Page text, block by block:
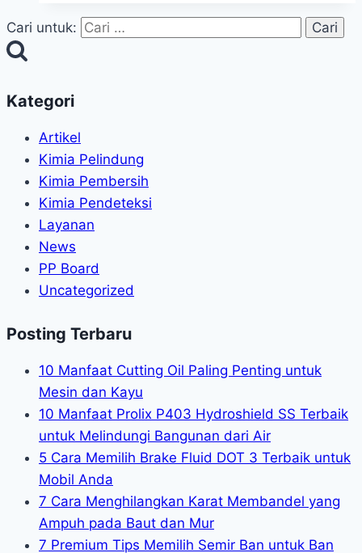
Cari untuk:
Kategori
Artikel
Kimia Pelindung
Kimia Pembersih
Kimia Pendeteksi
Layanan
News
PP Board
Uncategorized
Posting Terbaru
10 Manfaat Cutting Oil Paling Penting untuk
Mesin dan Kayu
10 Manfaat Prolix P403 Hydroshield SS Terbaik
untuk Melindungi Bangunan dari Air
5 Cara Memilih Brake Fluid DOT 3 Terbaik untuk
Mobil Anda
7 Cara Menghilangkan Karat Membandel yang
Ampuh pada Baut dan Mur
7 Premium Tips Memilih Semir Ban untuk Ban